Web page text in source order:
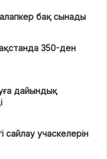
бақ сынады
350-ден
дайындық
сайлау учаскелерін